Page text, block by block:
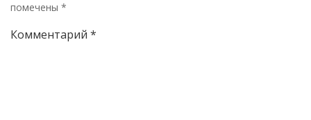
помечены *
Комментарий *